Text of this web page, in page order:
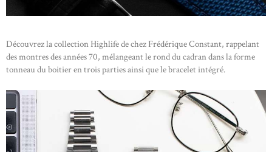
ACCUEIL
JOAILLERIE
PROMOTIONS
CONTACT
Découvrez la collection Highlife de chez Frédérique Constant, rappelant
des montres des années 70, mélangeant le rond du cadran dans la forme
tonneau du boitier en trois parties ainsi que le bracelet intégré.